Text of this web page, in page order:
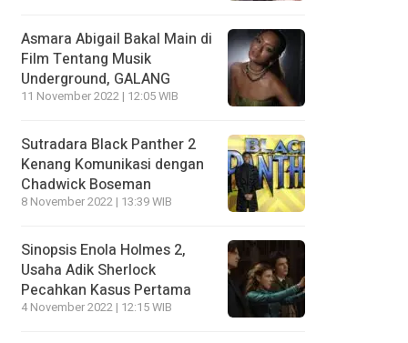
Asmara Abigail Bakal Main di
Film Tentang Musik
Underground, GALANG
11 November 2022 | 12:05 WIB
Sutradara Black Panther 2
Kenang Komunikasi dengan
Chadwick Boseman
8 November 2022 | 13:39 WIB
Sinopsis Enola Holmes 2,
Usaha Adik Sherlock
Pecahkan Kasus Pertama
4 November 2022 | 12:15 WIB